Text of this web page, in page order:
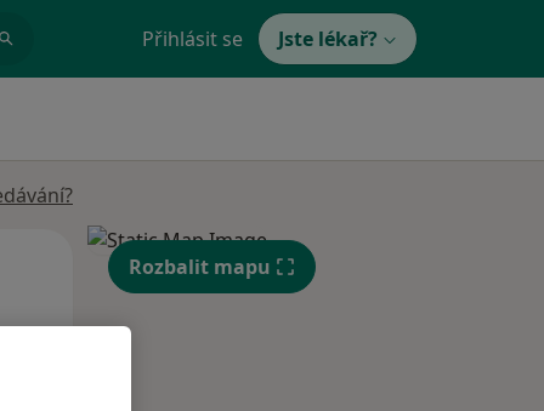
Přihlásit se Jste lékař?
Út St
12 Srpen
Rozbalit mapu